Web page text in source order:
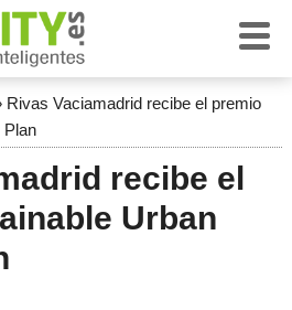
Rivas Vaciamadrid recibe el premio
Plan
recibe el
Urban